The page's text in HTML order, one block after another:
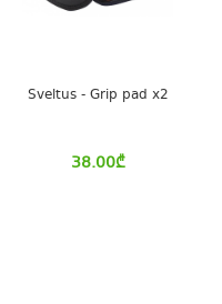
Sveltus - Grip pad x2
38.00₾